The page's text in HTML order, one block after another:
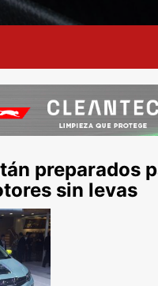
preparados
sin levas